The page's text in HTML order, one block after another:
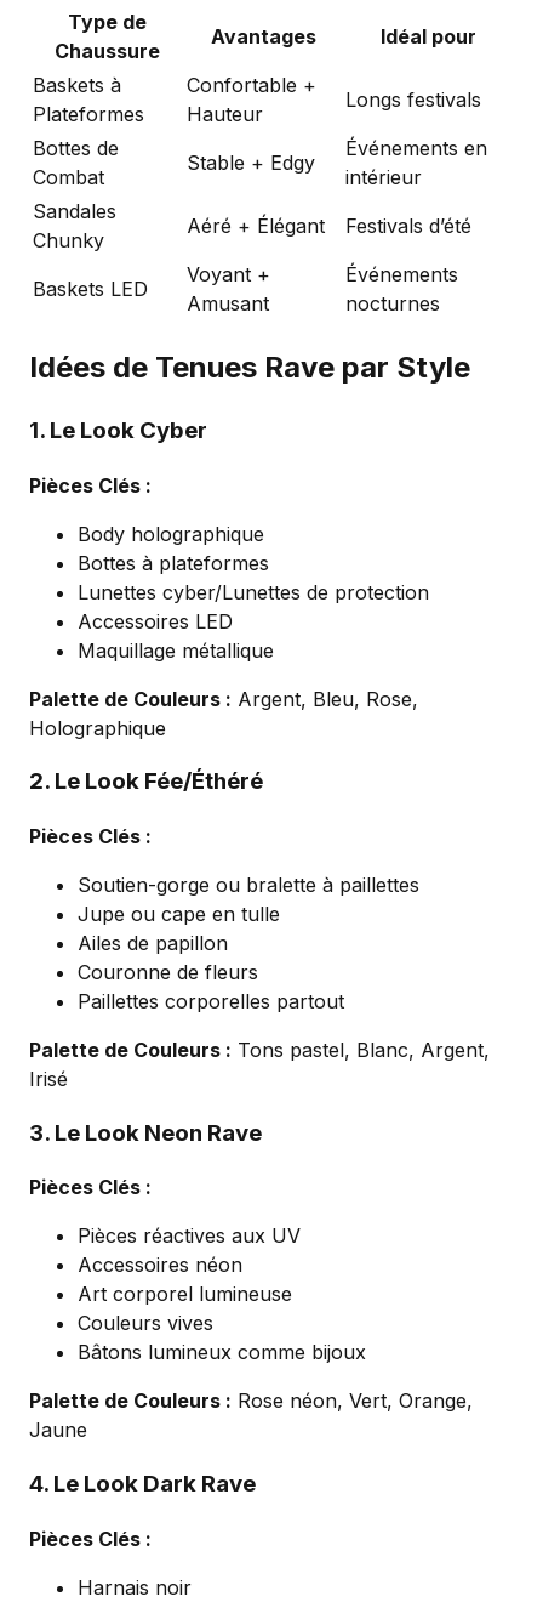
Type de
Chaussure
Avantages
Idéal pour
Baskets à
Plateformes
Confortable +
Hauteur
Longs festivals
Bottes de
Combat
Stable + Edgy
Événements en
intérieur
Sandales
Chunky
Aéré + Élégant Festivals d’été
Baskets LED
Voyant +
Amusant
Événements
nocturnes
Idées de Tenues Rave par Style
1. Le Look Cyber
Pièces Clés :
Body holographique
Bottes à plateformes
Lunettes cyber/Lunettes de protection
Accessoires LED
Maquillage métallique
Palette de Couleurs : Argent, Bleu, Rose,
Holographique
2. Le Look Fée/Éthéré
Pièces Clés :
Soutien-gorge ou bralette à paillettes
Jupe ou cape en tulle
Ailes de papillon
Couronne de fleurs
Paillettes corporelles partout
Palette de Couleurs : Tons pastel, Blanc, Argent,
Irisé
3. Le Look Neon Rave
Pièces Clés :
Pièces réactives aux UV
Accessoires néon
Art corporel lumineuse
Couleurs vives
Bâtons lumineux comme bijoux
Palette de Couleurs : Rose néon, Vert, Orange,
Jaune
4. Le Look Dark Rave
Pièces Clés :
Harnais noir